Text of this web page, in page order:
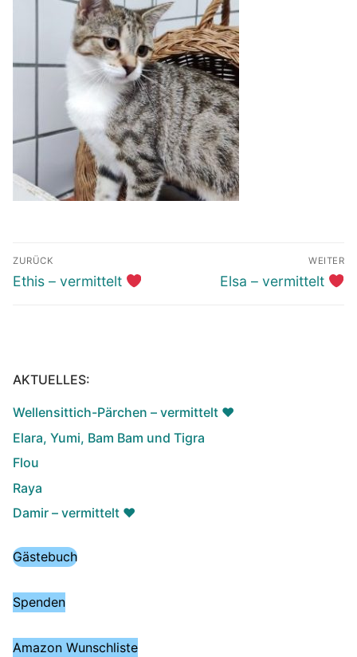
Beitragsnavigation
ZURÜCK
Vorheriger
Ethis – vermittelt
WEITER
Nächster
Elsa – vermittelt
AKTUELLES:
Wellensittich-Pärchen – vermittelt ♥️
Elara, Yumi, Bam Bam und Tigra
Flou
Raya
Damir – vermittelt ♥️
Gästebuch
Spenden
Amazon Wunschliste